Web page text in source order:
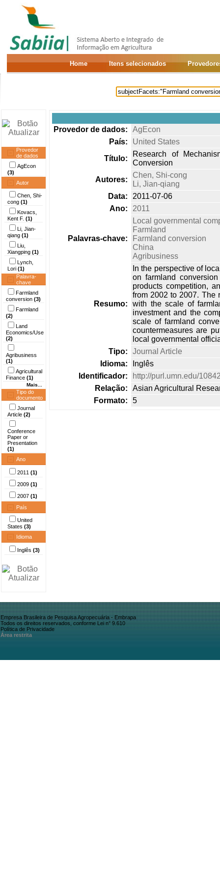
Home Itens selecionados
Provedor
de dados
AgEcon
(3)
Autor
Chen, Shi-
cong (1)
Kovacs,
Kent F. (1)
Li, Jian-
qiang (1)
Liu,
Xiangping (1)
Lynch,
Lori (1)
Palavra-
chave
Farmland
conversion (3)
Farmland
(2)
Land
Economics/Use
(2)
Agribusiness
(1)
Agricultural
Finance (1)
Mais...
Tipo do
documento
Journal
Article (2)
Conference
Paper or
Presentation
(1)
Ano
2011 (1)
2009 (1)
2007 (1)
País
United
States (3)
Idioma
Inglês (3)
Provedor de dados:
AgEcon
País:
United States
Título:
Research of
Conversion
Autores:
Chen, Shi-cong
Li, Jian-qiang
Data:
2011-07-06
Ano:
2011
Palavras-chave:
Local governmental
Farmland
Farmland conversion
China
Agribusiness
Resumo:
In the perspective of
on farmland
products competition,
from 2002 to 2007. The
with the scale of
investment and the
scale of farmland
countermeasures are
local governmental
Tipo:
Journal Article
Idioma:
Inglês
Identificador:
http://purl.umn.edu/
Relação:
Asian Agricultural
Formato:
5
Empresa Brasileira de Pesquisa Agropecuária - Embrapa
Todos os direitos reservados, conforme Lei n° 9.610
Política de Privacidade
Área restrita